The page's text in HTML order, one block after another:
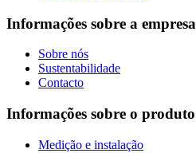
Informações sobre a empresa
Sobre nós
Sustentabilidade
Contacto
Informações sobre o produto
Medição e instalação